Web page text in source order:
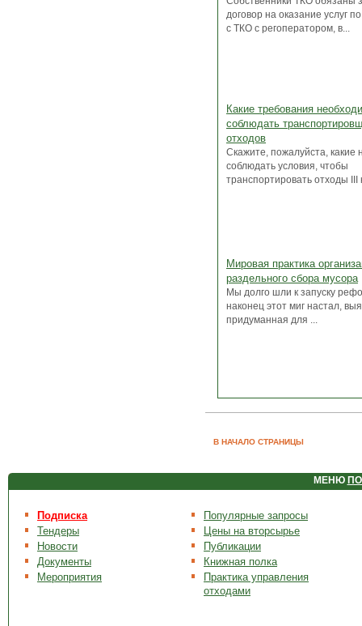
договор на оказание услуг
с ТКО с регоператором, в...
Какие требования
соблюдать
отходов
Скажите, пожалуйста, какие
соблюдать условия, чтобы
транспортировать отходы III
Мировая практика
раздельного сбора мусора
Мы долго шли к запуску
наконец этот миг настал,
придуманная для ...
В НАЧАЛО СТРАНИЦЫ
МЕНЮ
Подписка
Тендеры
Новости
Документы
Мероприятия
Популярные запросы
Цены на вторсырье
Публикации
Книжная полка
Практика управления
отходами